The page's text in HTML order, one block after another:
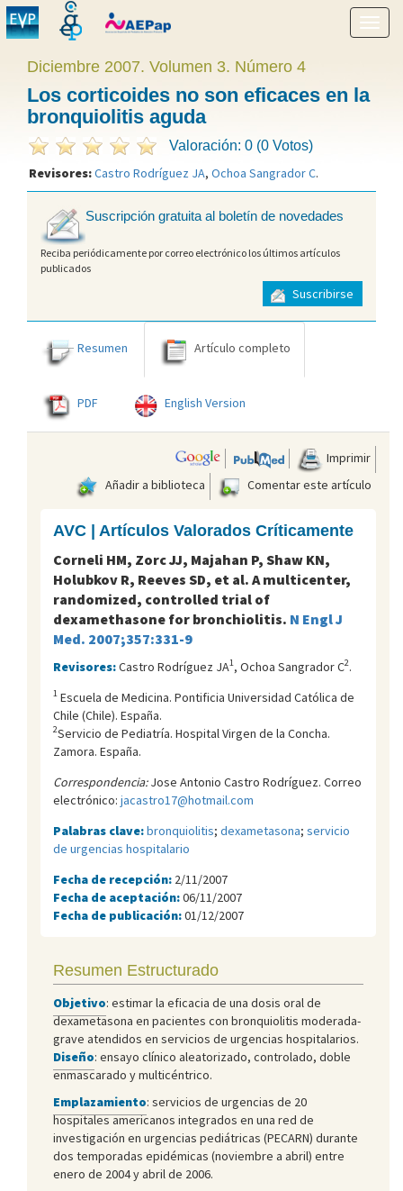
menú
Diciembre 2007. Volumen 3. Número 4
Los corticoides no son eficaces en la
bronquiolitis aguda
Valoración: 0 (0 Votos)
Revisores:Castro Rodríguez JA, Ochoa Sangrador C.
Suscripción gratuita al boletín de novedades
Reciba periódicamente por correo electrónico los últimos artículos
publicados
Suscribirse
Resumen Artículo completo
PDF English Version
Imprimir
Añadir a biblioteca
Comentar este artículo
AVC | Artículos Valorados Críticamente
Corneli HM, Zorc JJ, Majahan P, Shaw KN,
Holubkov R, Reeves SD, et al. A multicenter,
randomized, controlled trial of
dexamethasone for bronchiolitis. N Engl J
Med. 2007;357:331-9
Revisores:Castro Rodríguez JA1, Ochoa Sangrador C2.
1 Escuela de Medicina. Pontificia Universidad Católica de
Chile (Chile). España.
2Servicio de Pediatrí­a. Hospital Virgen de la Concha.
Zamora. España.
Correspondencia:Jose Antonio Castro Rodríguez. Correo
electrónico: jacastro17@hotmail.com
Palabras clave:bronquiolitis; dexametasona; servicio
de urgencias hospitalario
Fecha de recepción: 2/11/2007
Fecha de aceptación:06/11/2007
Fecha de publicación:01/12/2007
Resumen Estructurado
Objetivo: estimar la eficacia de una dosis oral de
dexametasona en pacientes con bronquiolitis moderada-
grave atendidos en servicios de urgencias hospitalarios.
Diseño: ensayo clínico aleatorizado, controlado, doble
enmascarado y multicéntrico.
Emplazamiento: servicios de urgencias de 20
hospitales americanos integrados en una red de
investigación en urgencias pediátricas (PECARN) durante
dos temporadas epidémicas (noviembre a abril) entre
enero de 2004 y abril de 2006.